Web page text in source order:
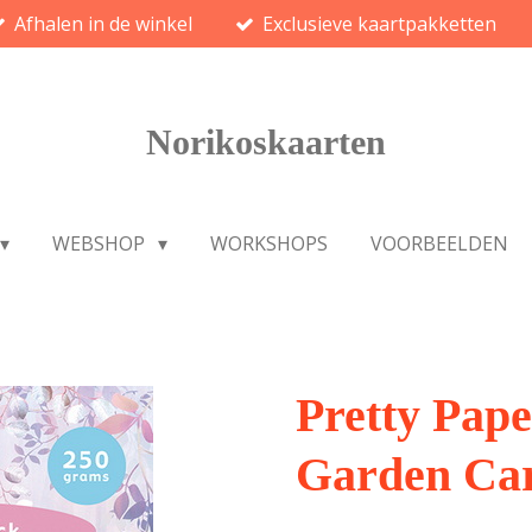
Afhalen in de winkel Exclusieve kaartpakketten
Norikoskaarten
WEBSHOP WORKSHOPS VOORBEELDEN
Pretty
Garden